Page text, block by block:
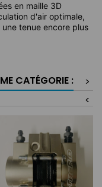
en maille 3D
d'air optimale,
tenue encore plus
CATÉGORIE :
>
<